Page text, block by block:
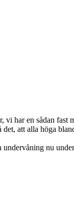
har en sådan
att alla höga
nu